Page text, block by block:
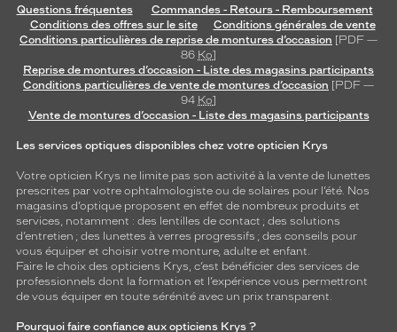
Questions fréquentes
Commandes - Retours - Remboursement
Conditions des offres sur le site
Conditions générales de vente
Conditions particulières de reprise de montures d’occasion [PDF —
86 Ko]
Reprise de montures d’occasion - Liste des magasins participants
Conditions particulières de vente de montures d’occasion [PDF —
94 Ko]
Vente de montures d’occasion - Liste des magasins participants
Les services optiques disponibles chez votre opticien Krys
Votre opticien Krys ne limite pas son activité à la vente de lunettes
prescrites par votre ophtalmologiste ou de solaires pour l’été. Nos
magasins d’optique proposent en effet de nombreux produits et
services, notamment : des lentilles de contact ; des solutions
d’entretien ; des lunettes à verres progressifs ; des conseils pour
vous équiper et choisir votre monture, adulte et enfant.
Faire le choix des opticiens Krys, c’est bénéficier des services de
professionnels dont la formation et l’expérience vous permettront
de vous équiper en toute sérénité avec un prix transparent.
Pourquoi faire confiance aux opticiens Krys ?